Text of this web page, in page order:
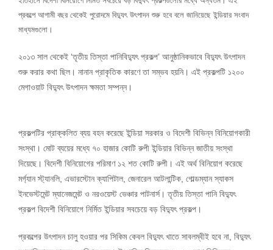
প্রকল্পে আগামী বছর থেকেই পুরোদমে বিদ্যুৎ উৎপাদন শুরু হবে বলে জানিয়েছে ইন্ডিয়ার সংবাদ
মাধ্যমগুলো।
২০১৩ সাল থেকেই ‘তৃতীয় তিস্তা পানিবিদ্যুৎ প্রকল্প’ আনুষ্ঠানিকভাবে বিদ্যুৎ উৎপাদন
শুরু করার কথা ছিল। নানান প্রাকৃতিক কারণে তা সম্ভব হয়নি। এই প্রকল্পটি ১২০০
মেগাওয়াট বিদ্যুৎ উৎপাদন ক্ষমতা সম্পন্ন।
প্রকল্পটির প্রাক্কলিত ব্যয় বহন করেছে ইন্ডিয়া সরকার ও বিদেশী বিভিন্ন বিনিয়োগকারী
সংস্থা। মোট ব্যয়ের মধ্যে ৭০ হাজার কোটি রুপী ইন্ডিয়ার বিভিন্ন জাতীয় সংস্থা
দিয়েছে। বিদেশী বিনিয়োগের পরিমাণ ১২ শত কোটি রুপী। এই অর্থ বিনিয়োগ করেছে
মর্গ্যান স্ট্যানলি, এভারস্টোন ক্যাপিটাল, জেনারেল আটলান্টিক, গোল্ডম্যান স্যাকস
ইনভেস্টমেন্ট ম্যানেজমেন্ট ও নরওয়েস্ট ভেঞ্চার পাটনার্স। তৃতীয় তিস্তা পানি বিদ্যুৎ
প্রকল্প বিদেশী বিনিয়োগে নির্মিত ইন্ডিয়ার সবচেয়ে বড় বিদ্যুৎ প্রকল্প।
প্রকল্পের উৎপাদন চালু হওয়ার পর সিকিম কেবল বিদ্যুৎ খাতে সাবলম্বীই হবে না, বিদ্যুৎ